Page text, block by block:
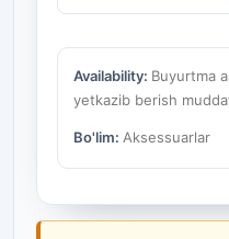
Availability: Buyurtma
yetkazib berish
Bo'lim: Aksessuarlar